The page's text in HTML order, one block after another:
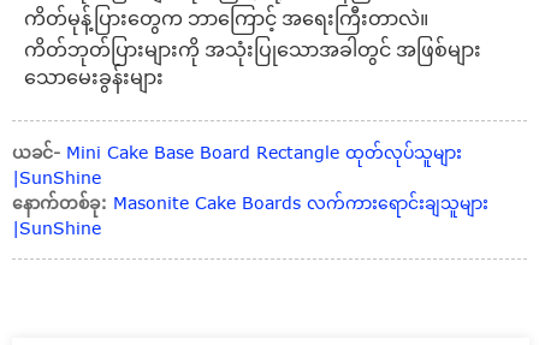
ကိတ်မုန့်ပြားတွေက ဘာကြောင့် အရေးကြီးတာလဲ။
ကိတ်ဘုတ်ပြားများကို အသုံးပြုသောအခါတွင် အဖြစ်များ
သောမေးခွန်းများ
ယခင်- Mini Cake Base Board Rectangle ထုတ်လုပ်သူများ
|SunShine
နောက်တစ်ခု: Masonite Cake Boards လက်ကားရောင်းချသူများ
|SunShine